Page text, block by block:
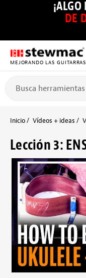
DE
MEJORANDO LAS GUITARRAS
Inicio Vídeos + ideas
Lección 3: